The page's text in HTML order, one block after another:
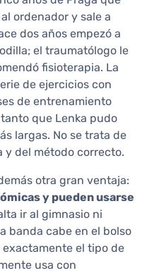
ordenador y sale a
dos años empezó a
el traumatólogo le
fisioterapia. La
de ejercicios con
de entrenamiento
que Lenka pudo
largas. No se trata de
y del método correcto.
otra gran ventaja:
y pueden usarse
ir al gimnasio ni
banda cabe en el bolso
exactamente el tipo de
usa con